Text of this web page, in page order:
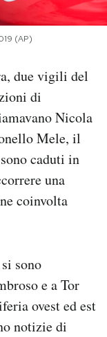
(AP)
due vigili del
di
Nicola
Mele, il
caduti in
una
coinvolta
sono
e a Tor
ovest ed est
notizie di